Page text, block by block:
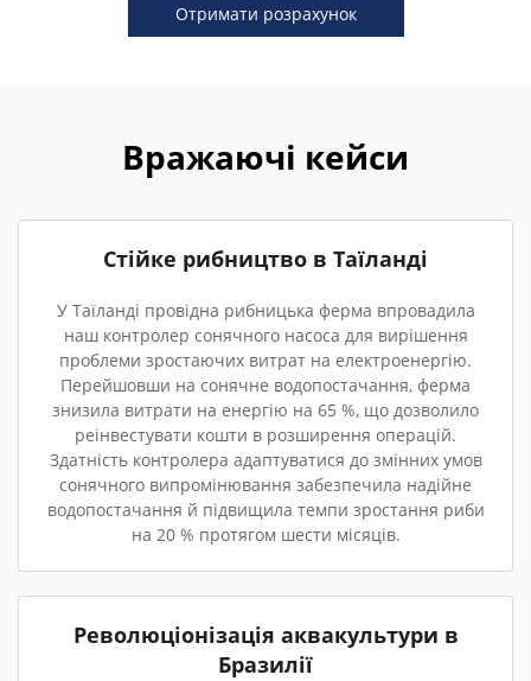
Отримати розрахунок
Вражаючі кейси
Стійке рибництво в Таїланді
У Таїланді провідна рибницька ферма впровадила
наш контролер сонячного насоса для вирішення
проблеми зростаючих витрат на електроенергію.
Перейшовши на сонячне водопостачання, ферма
знизила витрати на енергію на 65 %, що дозволило
реінвестувати кошти в розширення операцій.
Здатність контролера адаптуватися до змінних умов
сонячного випромінювання забезпечила надійне
водопостачання й підвищила темпи зростання риби
на 20 % протягом шести місяців.
Революціонізація аквакультури в
Бразилії